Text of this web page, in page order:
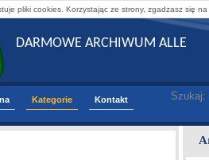
pliki cookies. Korzystając ze strony, zgadzasz się
DARMOWE ARCHIWUM ALLE
Kategorie Kontakt Szukaj: